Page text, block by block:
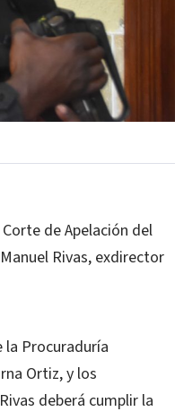
de Apelación del
Rivas, exdirector
Procuraduría
Ortiz, y los
deberá cumplir la